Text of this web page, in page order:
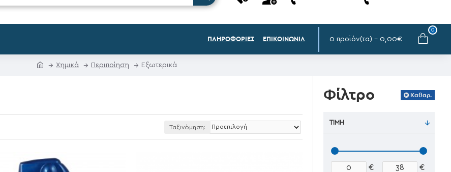
ΠΛΗΡΟΦΟΡΊΕΣ ΕΠΙΚΟΙΝΩΝΊΑ 0 προϊόν(τα) - 0,00€
0
Χημικά Περιποίηση Εξωτερικά
Ταξινόμηση:
Φίλτρο Καθαρ.
ΤΙΜΉ
€ €